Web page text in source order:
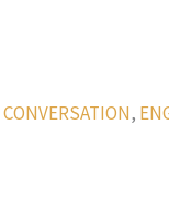
CONVERSATION,